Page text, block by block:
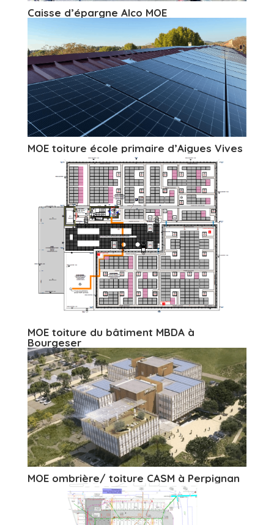
Caisse d’épargne Alco MOE
MOE toiture école primaire d’Aigues Vives
MOE toiture du bâtiment MBDA à
Bourgeser
MOE ombrière/ toiture CASM à Perpignan